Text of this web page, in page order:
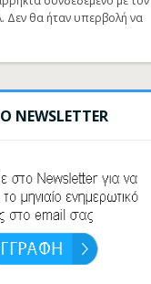
Δεν θα ήταν υπερβολή να